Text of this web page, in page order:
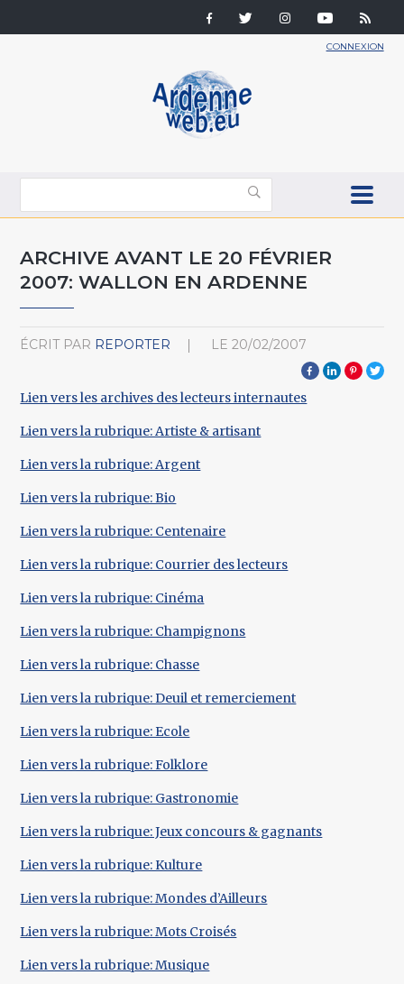
CONNEXION
ARCHIVE AVANT LE 20 FÉVRIER
2007: WALLON EN ARDENNE
ÉCRIT PAR REPORTER LE 20/02/2007
Lien vers les archives des lecteurs internautes
Lien vers la rubrique: Artiste & artisant
Lien vers la rubrique: Argent
Lien vers la rubrique: Bio
Lien vers la rubrique: Centenaire
Lien vers la rubrique: Courrier des lecteurs
Lien vers la rubrique: Cinéma
Lien vers la rubrique: Champignons
Lien vers la rubrique: Chasse
Lien vers la rubrique: Deuil et remerciement
Lien vers la rubrique: Ecole
Lien vers la rubrique: Folklore
Lien vers la rubrique: Gastronomie
Lien vers la rubrique: Jeux concours & gagnants
Lien vers la rubrique: Kulture
Lien vers la rubrique: Mondes d’Ailleurs
Lien vers la rubrique: Mots Croisés
Lien vers la rubrique: Musique